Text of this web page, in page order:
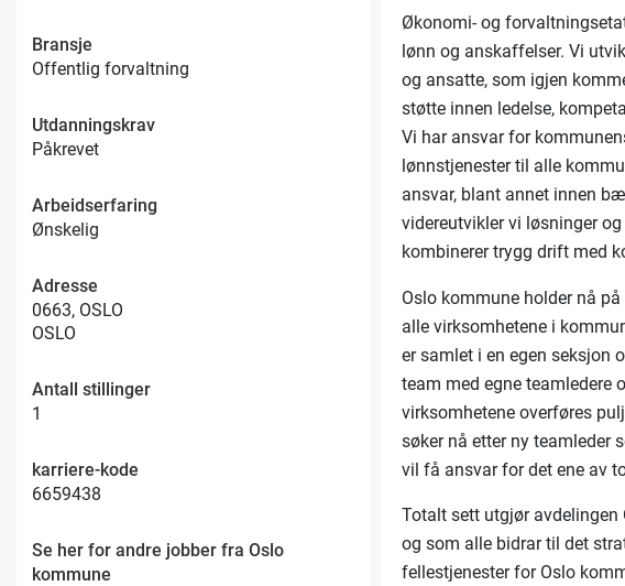
Bransje
Offentlig forvaltning
Utdanningskrav
Påkrevet
Arbeidserfaring
Ønskelig
Adresse
0663, OSLO
OSLO
Antall stillinger
1
karriere-kode
6659438
Se her for andre jobber fra Oslo
kommune
Økonomi- og
lønn og anskaffelser. Vi
og ansatte, som igjen
støtte innen ledelse,
Vi har ansvar for
lønnstjenester til alle
ansvar, blant annet innen
videreutvikler vi løsninger
kombinerer trygg drift med
Oslo kommune holder nå
alle virksomhetene i
er samlet i en egen seksjon
team med egne teamledere
virksomhetene overføres
søker nå etter ny teamleder
vil få ansvar for det ene av
Totalt sett utgjør
og som alle bidrar til det
fellestjenester for Oslo